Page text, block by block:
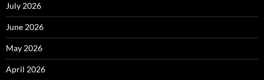
July 2026
June 2026
May 2026
April 2026